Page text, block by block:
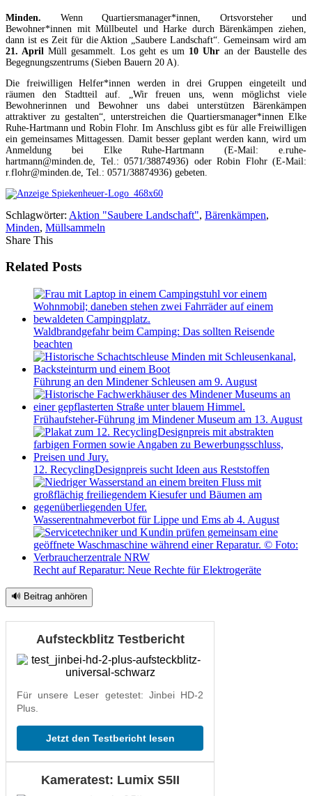
Minden. Wenn Quartiersmanager*innen, Ortsvorsteher und
Bewohner*innen mit Müllbeutel und Harke durch Bärenkämpen ziehen,
dann ist es Zeit für die Aktion „Saubere Landschaft“. Gemeinsam wird am
21. April Müll gesammelt. Los geht es um 10 Uhr an der Baustelle des
Begegnungszentrums (Sieben Bauern 20 A).
Die freiwilligen Helfer*innen werden in drei Gruppen eingeteilt und
räumen den Stadtteil auf. „Wir freuen uns, wenn möglichst viele
Bewohnerinnen und Bewohner uns dabei unterstützen Bärenkämpen
attraktiver zu gestalten“, unterstreichen die Quartiersmanager*innen Elke
Ruhe-Hartmann und Robin Flohr. Im Anschluss gibt es für alle Freiwilligen
ein gemeinsames Mittagessen. Damit besser geplant werden kann, wird um
Anmeldung bei Elke Ruhe-Hartmann (E-Mail: e.ruhe-
hartmann@minden.de, Tel.: 0571/38874936) oder Robin Flohr (E-Mail:
r.flohr@minden.de, Tel.: 0571/38874936) gebeten.
Schlagwörter: Aktion "Saubere Landschaft", Bärenkämpen,
Minden, Müllsammeln
Share This
Related Posts
Waldbrandgefahr beim Camping: Das sollten Reisende
beachten
Führung an den Mindener Schleusen am 9. August
Frühaufsteher-Führung im Mindener Museum am 13. August
12. RecyclingDesignpreis sucht Ideen aus Reststoffen
Wasserentnahmeverbot für Lippe und Ems ab 4. August
Recht auf Reparatur: Neue Rechte für Elektrogeräte
🔊 Beitrag anhören
Aufsteckblitz Testbericht
Für unsere Leser getestet: Jinbei HD-2
Plus.
Jetzt den Testbericht lesen
Kameratest: Lumix S5II